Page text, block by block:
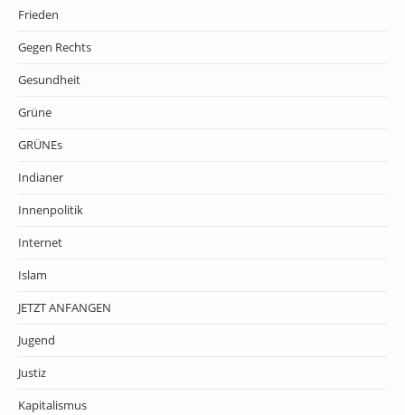
Frieden
Gegen Rechts
Gesundheit
Grüne
GRÜNEs
Indianer
Innenpolitik
Internet
Islam
JETZT ANFANGEN
Jugend
Justiz
Kapitalismus